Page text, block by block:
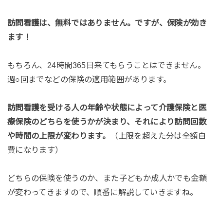
訪問看護は、無料ではありません。ですが、保険が効き
ます！
もちろん、24時間365日来てもらうことはできません。
週○回までなどの保険の適用範囲があります。
訪問看護を受ける人の年齢や状態によって介護保険と医
療保険のどちらを使うかが決まり、それにより訪問回数
や時間の上限が変わります。
（上限を超えた分は全額自
費になります）
どちらの保険を使うのか、また子どもか成人かでも金額
が変わってきますので、順番に解説していきますね。